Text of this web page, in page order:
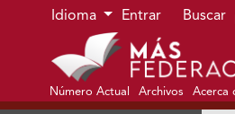
Ir al menú de navegación principal
Ir al contenido principal
Ir al pie de página del sitio
Idioma Entrar Buscar
Número Actual Archivos Acerca